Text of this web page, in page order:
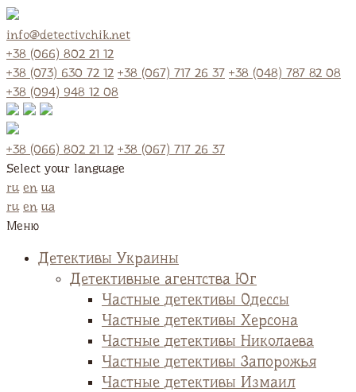
info@detectivchik.net
+38 (066) 802 21 12
+38 (073) 630 72 12 +38 (067) 717 26 37 +38 (048) 787 82 08
+38 (094) 948 12 08
+38 (066) 802 21 12 +38 (067) 717 26 37
Select your language
ru en ua
ru en ua
Меню
Детективы Украины
Детективные агентства Юг
Частные детективы Одессы
Частные детективы Херсона
Частные детективы Николаева
Частные детективы Запорожья
Частные детективы Измаил